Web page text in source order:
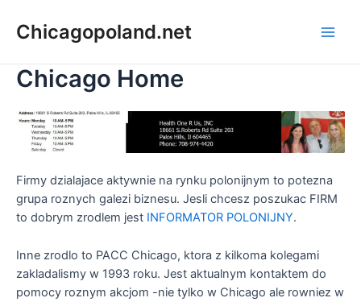
Chicagopoland.net
Chicago Home
Firmy dzialajace aktywnie na rynku polonijnym to potezna
grupa roznych galezi biznesu. Jesli chcesz poszukac FIRM
to dobrym zrodlem jest INFORMATOR POLONIJNY.
Inne zrodlo to PACC Chicago, ktora z kilkoma kolegami
zakladalismy w 1993 roku. Jest aktualnym kontaktem do
pomocy roznym akcjom -nie tylko w Chicago ale rowniez w